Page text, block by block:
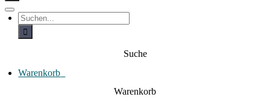
hT
o
a
S
u
h
c
h
Suche
Warenkorb
Warenkorb